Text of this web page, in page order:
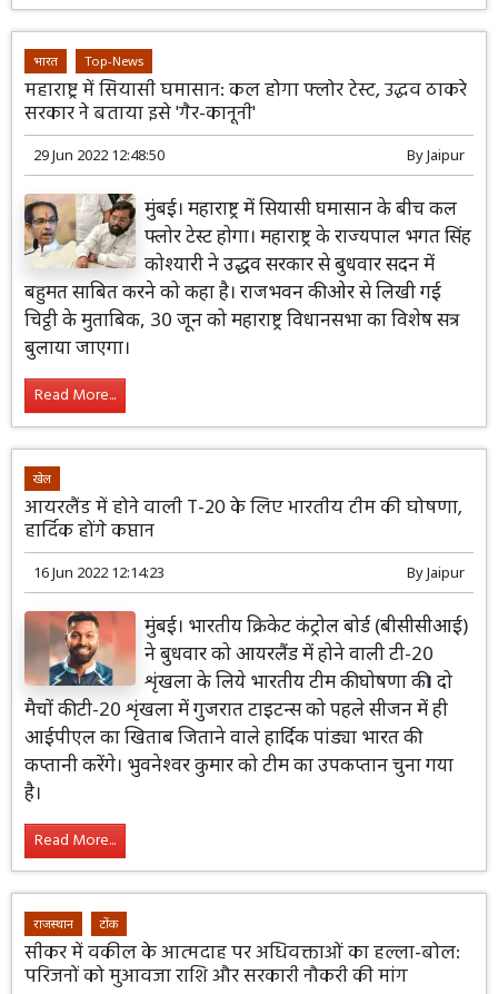
भारत Top-News
महाराष्ट्र में सियासी घमासान: कल होगा फ्लोर टेस्ट, उद्धव ठाकरे
सरकार ने बताया इसे 'गैर-कानूनी'
29 Jun 2022 12:48:50 ByJaipur
मुंबई। महाराष्ट्र में सियासी घमासान के बीच कल
फ्लोर टेस्ट होगा। महाराष्ट्र के राज्यपाल भगत सिंह
कोश्यारी ने उद्धव सरकार से बुधवार सदन में
बहुमत साबित करने को कहा है। राजभवन की ओर से लिखी गई
चिट्ठी के मुताबिक, 30 जून को महाराष्ट्र विधानसभा का विशेष सत्र
बुलाया जाएगा।
Read More...
खेल
आयरलैंड में होने वाली T-20 के लिए भारतीय टीम की घोषणा,
हार्दिक होंगे कप्तान
16 Jun 2022 12:14:23 ByJaipur
मुंबई। भारतीय क्रिकेट कंट्रोल बोर्ड (बीसीसीआई)
ने बुधवार को आयरलैंड में होने वाली टी-20
शृंखला के लिये भारतीय टीम की घोषणा की। दो
मैचों की टी-20 शृंखला में गुजरात टाइटन्स को पहले सीजन में ही
आईपीएल का खिताब जिताने वाले हार्दिक पांड्या भारत की
कप्तानी करेंगे। भुवनेश्वर कुमार को टीम का उपकप्तान चुना गया
है।
Read More...
राजस्थान टोंक
सीकर में वकील के आत्मदाह पर अधिवक्ताओं का हल्ला-बोल:
परिजनों को मुआवजा राशि और सरकारी नौकरी की मांग